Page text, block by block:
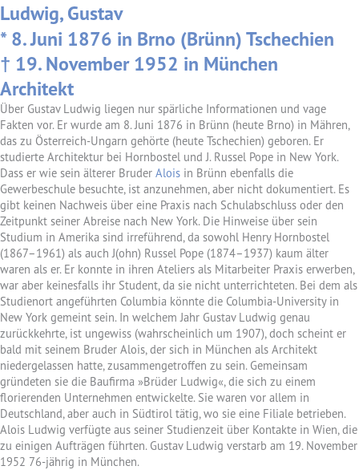
Ludwig, Gustav
* 8. Juni 1876 in Brno (Brünn) Tschechien
† 19. November 1952 in München
Architekt
Über Gustav Ludwig liegen nur spärliche Informationen und vage
Fakten vor. Er wurde am 8. Juni 1876 in Brünn (heute Brno) in Mähren,
das zu Österreich-Ungarn gehörte (heute Tschechien) geboren. Er
studierte Architektur bei Hornbostel und J. Russel Pope in New York.
Dass er wie sein älterer Bruder Alois in Brünn ebenfalls die
Gewerbeschule besuchte, ist anzunehmen, aber nicht dokumentiert. Es
gibt keinen Nachweis über eine Praxis nach Schulabschluss oder den
Zeitpunkt seiner Abreise nach New York. Die Hinweise über sein
Studium in Amerika sind irreführend, da sowohl Henry Hornbostel
(1867–1961) als auch J(ohn) Russel Pope (1874–1937) kaum älter
waren als er. Er konnte in ihren Ateliers als Mitarbeiter Praxis erwerben,
war aber keinesfalls ihr Student, da sie nicht unterrichteten. Bei dem als
Studienort angeführten Columbia könnte die Columbia-University in
New York gemeint sein. In welchem Jahr Gustav Ludwig genau
zurückkehrte, ist ungewiss (wahrscheinlich um 1907), doch scheint er
bald mit seinem Bruder Alois, der sich in München als Architekt
niedergelassen hatte, zusammengetroffen zu sein. Gemeinsam
gründeten sie die Baufirma »Brüder Ludwig«, die sich zu einem
florierenden Unternehmen entwickelte. Sie waren vor allem in
Deutschland, aber auch in Südtirol tätig, wo sie eine Filiale betrieben.
Alois Ludwig verfügte aus seiner Studienzeit über Kontakte in Wien, die
zu einigen Aufträgen führten. Gustav Ludwig verstarb am 19. November
1952 76-jährig in München.